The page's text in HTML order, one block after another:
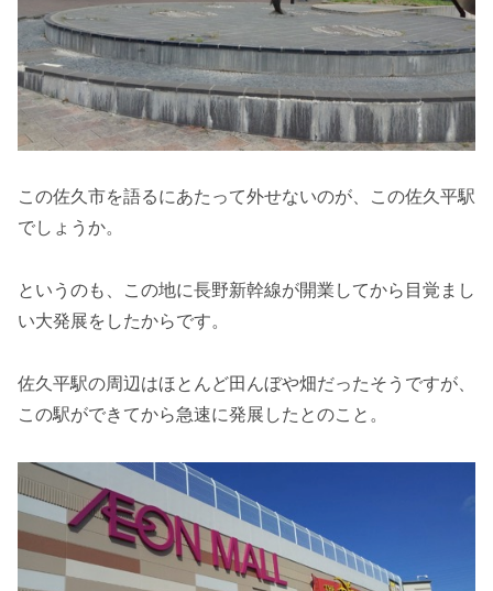
この佐久市を語るにあたって外せないのが、この佐久平駅
でしょうか。
というのも、この地に長野新幹線が開業してから目覚まし
い大発展をしたからです。
佐久平駅の周辺はほとんど田んぼや畑だったそうですが、
この駅ができてから急速に発展したとのこと。